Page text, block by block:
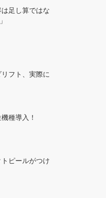
足し算ではな
フト、実際に
種導入！
ピールがつけ